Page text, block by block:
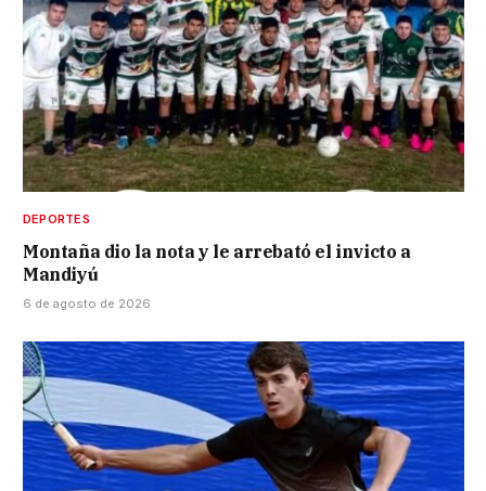
DEPORTES
Montaña dio la nota y le arrebató el invicto a
Mandiyú
6 de agosto de 2026